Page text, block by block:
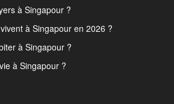
à Singapour ?
à Singapour en 2026 ?
à Singapour ?
à Singapour ?